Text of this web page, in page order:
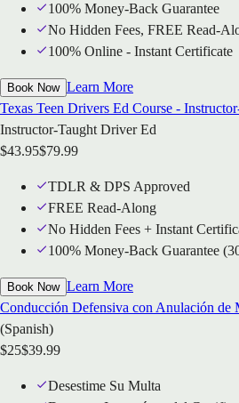
100% Money-Back Guarantee
No Hidden Fees, FREE Read-
100% Online - Instant Certificate
Book Now Learn More
Texas Teen Drivers Ed Course -
Instructor-Taught Driver Ed
$43.95$79.99
TDLR & DPS Approved
FREE Read-Along
No Hidden Fees + Instant
100% Money-Back Guarantee
Book Now Learn More
Conducción Defensiva con Anulación de
(Spanish)
$25$39.99
Desestime Su Multa